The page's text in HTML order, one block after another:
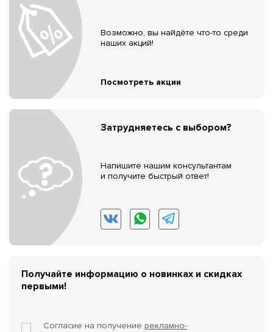
Возможно, вы найдёте что-то среди
наших акций!
Посмотреть акции
Затрудняетесь с выбором?
Напишите нашим консультантам
и получите быстрый ответ!
Получайте информацию о новинках и скидках
первыми!
Согласие на получение рекламно-